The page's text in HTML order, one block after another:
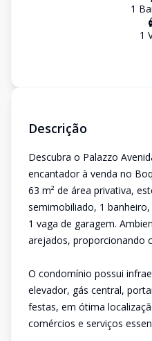
1
1
Descrição
Descubra o Palazzo
encantador à venda no
63 m² de área privativa,
semimobiliado, 1
1 vaga de garagem.
arejados, proporcionando
O condomínio possui
elevador, gás central,
festas, em ótima
comércios e serviços